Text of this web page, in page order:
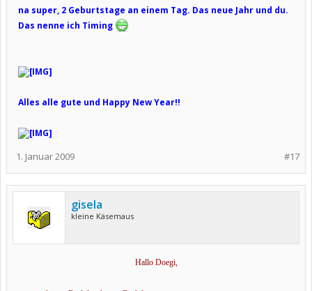
na super, 2 Geburtstage an einem Tag. Das neue Jahr und du.
Das nenne ich Timing
Alles alle gute und Happy New Year!!
#17
1. Januar 2009
gisela
kleine Käsemaus
Hallo Doegi,